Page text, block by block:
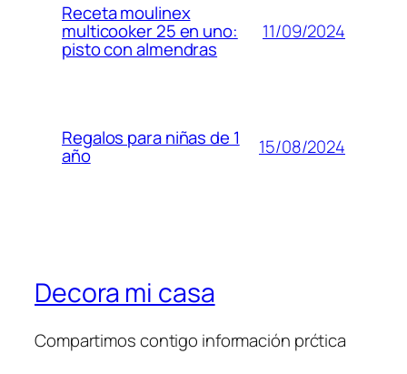
Receta moulinex
multicooker 25 en uno:
pisto con almendras
11/09/2024
Regalos para niñas de 1
año 15/08/2024
Decora mi casa
Compartimos contigo información prćtica